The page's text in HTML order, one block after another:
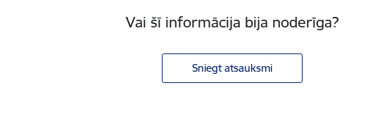
Vai šī informācija bija noderīga?
Sniegt atsauksmi